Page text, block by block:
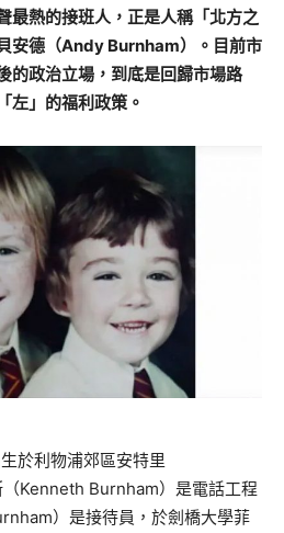
最熱的接班人，正是人稱「北方之
安德（Andy Burnham）。目前市
的政治立場，到底是回歸市場路
左」的福利政策。
於利物浦郊區安特里
（Kenneth Burnham）是電話工程
）是接待員，於劍橋大學菲